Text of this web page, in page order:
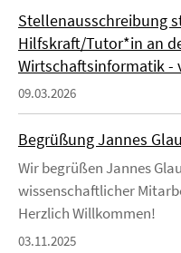
Stellenausschreibung
Hilfskraft/Tutor*in an
Wirtschaftsinformatik -
09.03.2026
Begrüßung Jannes
Wir begrüßen Jannes
wissenschaftlicher
Herzlich Willkommen!
03.11.2025